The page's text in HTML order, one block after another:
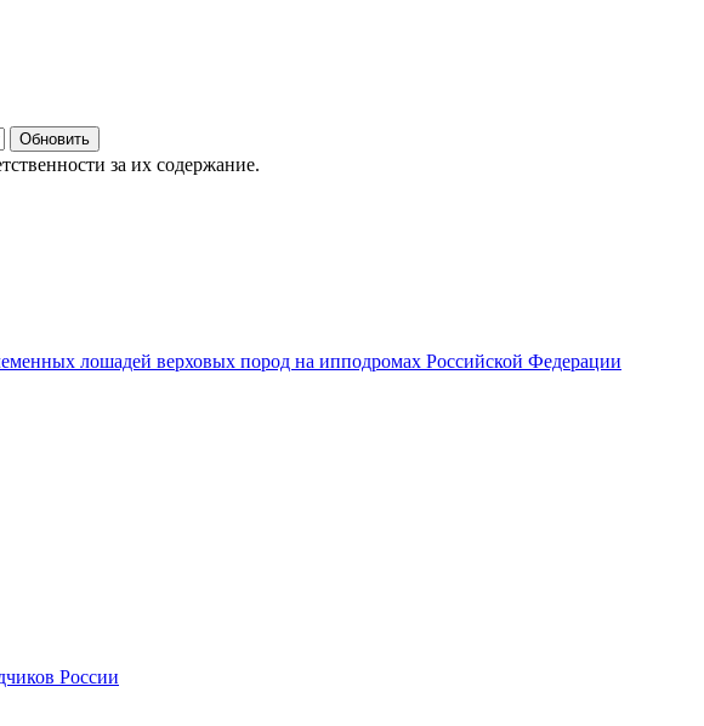
за их содержание.
лошадей верховых пород на ипподромах Российской Федерации
России